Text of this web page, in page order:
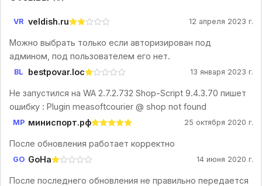
VR veldish.ru 12 апреля 2023 г.
Можно выбрать только если авторизирован под
админом, под пользователем его нет.
BL bestpovar.loc 13 января 2023 г.
Не запустился на WA 2.7.2.732 Shop-Script 9.4.3.70 пишет
ошибку : Plugin measoftcourier @ shop not found
МР миниспорт.рф 25 октября 2020 г.
После обновления работает корректно
GO GoHa 14 июня 2020 г.
После последнего обновления не правильно передается